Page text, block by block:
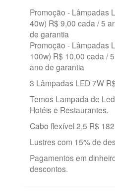
Promoção - Lâmpadas
40w) R$ 9,00 cada / 5
de garantia
Promoção - Lâmpadas
100w) R$ 10,00 cada /
ano de garantia
3 Lâmpadas LED 7W
Temos Lampada de
Hotéis e Restaurantes.
Cabo flexível 2,5 R$
Lustres com 15% de
Pagamentos em
descontos.